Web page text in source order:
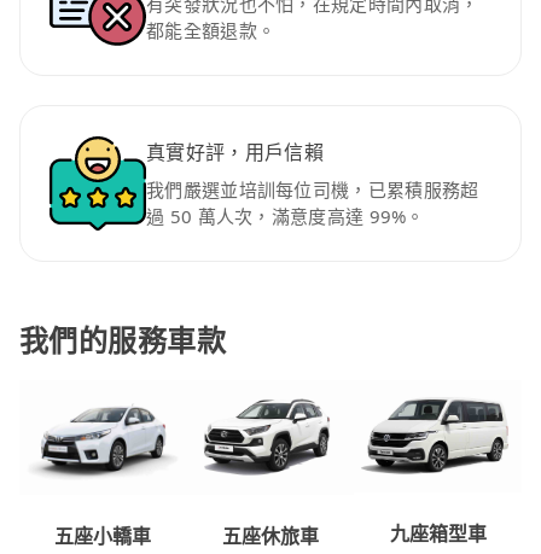
都能全額退款。
真實好評，用戶信賴
我們嚴選並培訓每位司機，已累積服務超
過 50 萬人次，滿意度高達 99%。
我們的服務車款
五座小轎車 五座休旅車 九座箱型車